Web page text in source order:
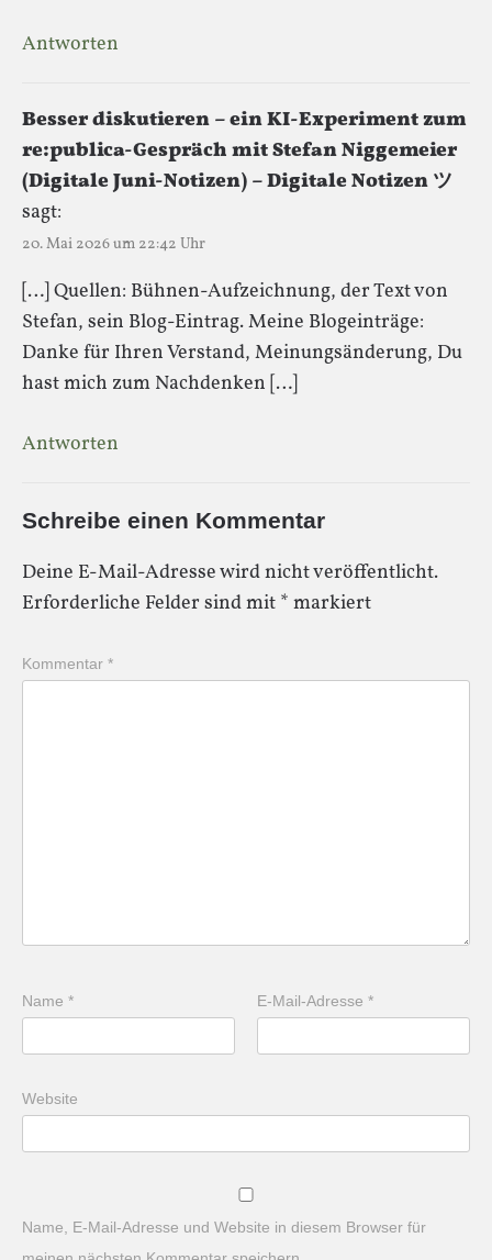
Antworten
Besser diskutieren – ein KI-Experiment zum
re:publica-Gespräch mit Stefan Niggemeier
(Digitale Juni-Notizen) – Digitale Notizen ツ
sagt:
20. Mai 2026 um 22:42 Uhr
[…] Quellen: Bühnen-Aufzeichnung, der Text von
Stefan, sein Blog-Eintrag. Meine Blogeinträge:
Danke für Ihren Verstand, Meinungsänderung, Du
hast mich zum Nachdenken […]
Antworten
Schreibe einen Kommentar
Deine E-Mail-Adresse wird nicht veröffentlicht.
Erforderliche Felder sind mit * markiert
Kommentar *
Name * E-Mail-Adresse*
Website
Name, E-Mail-Adresse und Website in diesem Browser für